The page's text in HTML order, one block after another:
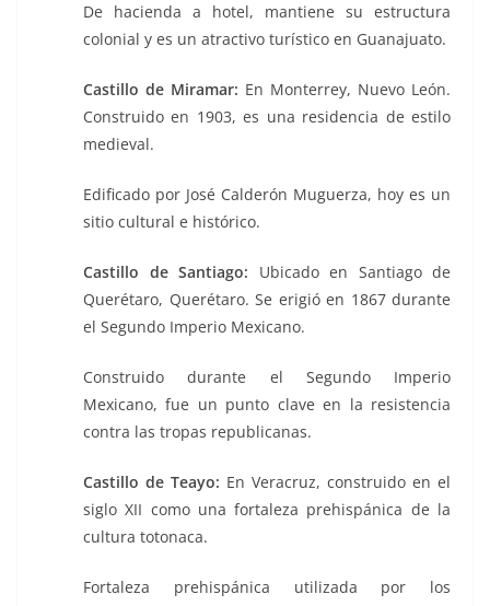
De hacienda a hotel, mantiene su estructura
colonial y es un atractivo turístico en Guanajuato.
Castillo de Miramar: En Monterrey, Nuevo León.
Construido en 1903, es una residencia de estilo
medieval.
Edificado por José Calderón Muguerza, hoy es un
sitio cultural e histórico.
Castillo de Santiago: Ubicado en Santiago de
Querétaro, Querétaro. Se erigió en 1867 durante
el Segundo Imperio Mexicano.
Construido durante el Segundo Imperio
Mexicano, fue un punto clave en la resistencia
contra las tropas republicanas.
Castillo de Teayo: En Veracruz, construido en el
siglo XII como una fortaleza prehispánica de la
cultura totonaca.
Fortaleza prehispánica utilizada por los